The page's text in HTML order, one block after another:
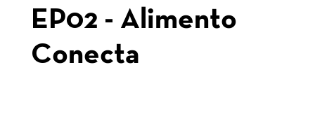
EP02 - Alimento
Conecta